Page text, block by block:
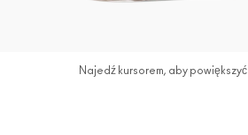
Najedź kursorem, aby powiększyć